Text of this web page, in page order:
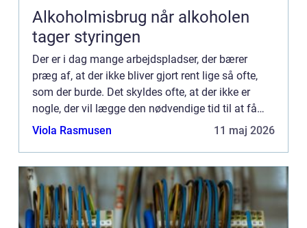
Alkoholmisbrug når alkoholen
tager styringen
Der er i dag mange arbejdspladser, der bærer
præg af, at der ikke bliver gjort rent lige så ofte,
som der burde. Det skyldes ofte, at der ikke er
nogle, der vil lægge den nødvendige tid til at få
gjort rent, og derfor er det noget, der kommer til at
Viola Rasmusen 11 maj 2026